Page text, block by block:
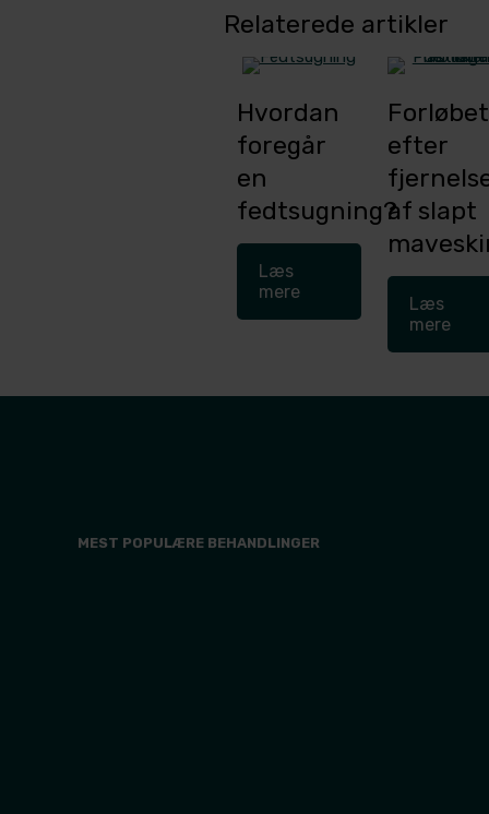
Relaterede artikler
Hvordan
foregår
en
fedtsugning?
Læs
mere
Forløbet
efter
af slapt
Læs
mere
MEST POPULÆRE BEHANDLINGER